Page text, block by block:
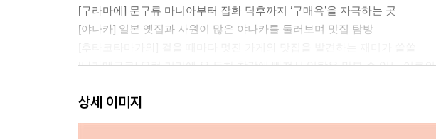
[구라마에] 문구류 마니아부터 잡화 덕후까지 ‘구매욕’을 자극하는 곳
[야나카] 일본 옛집과 사원이 많은 야나카를 둘러보며 맛집 탐방
[나카메구로] 유럽 거리에 온 듯한 착각에 빠져서 일탈을 맛볼 수 있는 어른
[기요스미시라카와] 후카가와 주변의 예술적인 장소와 아름다운 경관 즐기기
[닌교초] 레트로한 느낌의 옛 거리에 맛집이 옹기종기 모여 있는 ‘미식의 거리’
상세 이미지